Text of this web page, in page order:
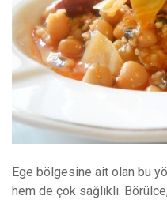
Ege bölgesine ait olan bu
hem de çok sağlıklı.